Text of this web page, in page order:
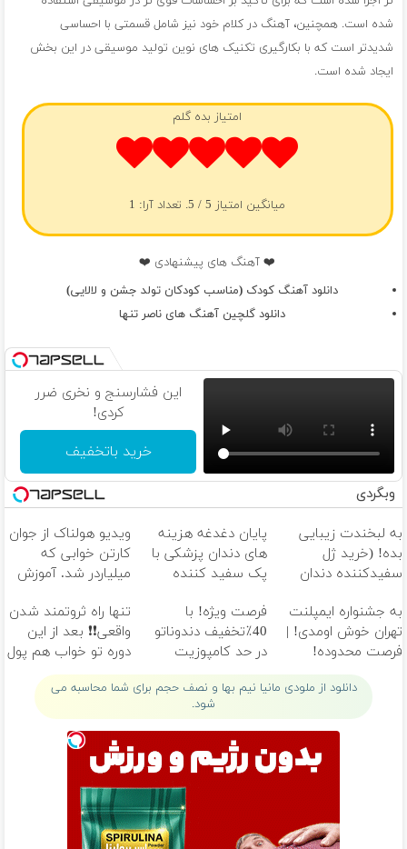
شده است. همچنین، آهنگ در کلام خود نیز شامل قسمتی با احساسی
شدیدتر است که با بکارگیری تکنیک های نوین تولید موسیقی در این بخش
ایجاد شده است.
امتیاز بده گلم
میانگین امتیاز 5/ 5. تعداد آرا: 1
❤️ آهنگ های پیشنهادی ❤️
دانلود آهنگ کودک (مناسب کودکان تولد جشن و لالایی)
دانلود گلچین آهنگ های ناصر تنها
این فشارسنج و نخری ضرر
کردی!
خرید باتخفیف
وبگردی
به لبخندت زیبایی
بده! (خرید ژل
سفیدکننده دندان
پایان دغدغه هزینه
های دندان پزشکی با
پک سفید کننده
ویدیو هولناک از جوان
کارتن خوابی که
میلیاردر شد. آموزش
به جشنواره ایمپلنت
تهران خوش اومدی! |
فرصت محدوده!
فرصت ویژه! با
40٪تخفیف دندوناتو
در حد کامپوزیت
سفید کن
تنها راه ثروتمند شدن
واقعی❗❗ بعد از این
دوره تو خواب هم پول
در بیار😍
دانلود از ملودی مانیا نیم بها و نصف حجم برای شما محاسبه می
شود.